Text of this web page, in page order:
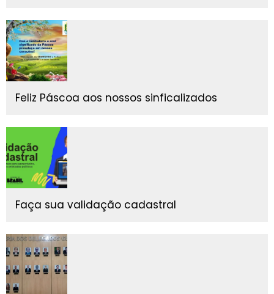
Feliz Páscoa aos nossos sinficalizados
Faça sua validação cadastral